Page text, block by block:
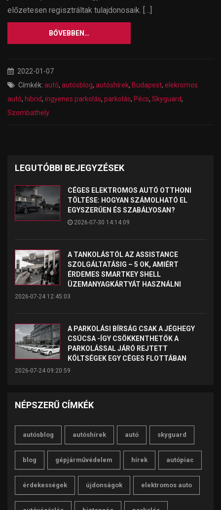
előzetesen regisztráltak tulajdonosaik. […]
BŐVEBBEN…
2022-01-07
Címkék: autó, autósblog, autóshírek, Budapest, elekromos
autó, hibrid, ingyenes parkolás, parkolás, Pécs, Skyguard,
Szombathely
LEGUTÓBBI BEJEGYZÉSEK
CÉGES ELEKTROMOS AUTÓ OTTHONI
TÖLTÉSE: HOGYAN SZÁMOLHATÓ EL
EGYSZERŰEN ÉS SZABÁLYOSAN?
2026-07-30 14:14:09
A TANKOLÁSTÓL AZ ASSISTANCE
SZOLGÁLTATÁSIG – 5 OK, AMIÉRT
ÉRDEMES SMARTKEY SHELL
ÜZEMANYAGKÁRTYÁT HASZNÁLNI
2026-07-24 12:45:03
A PARKOLÁSI BÍRSÁG CSAK A JÉGHEGY
CSÚCSA -ÍGY CSÖKKENTHETŐK A
PARKOLÁSSAL JÁRÓ REJTETT
KÖLTSÉGEK EGY CÉGES FLOTTÁBAN
2026-07-24 09:20:59
NÉPSZERŰ CÍMKÉK
autósblog autóshírek autó skyguard
blog gépjárművédelem hírek autópiac
érdekességek újdonságok elektromos auto